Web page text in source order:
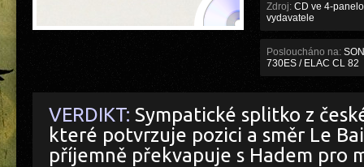
Zdroj: CD ve 4-
vydavatele
Posloucháno na:
730ES / ELAC CL 82
VERDIKT: Sympatické splitko z
které potvrzuje pozici a směr Le
příjemně překvapuje s Hadem pro